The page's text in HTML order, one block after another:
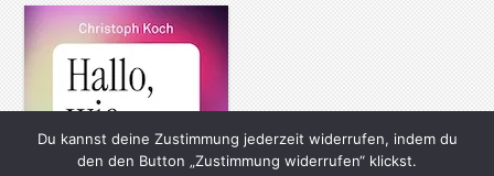
Du kannst deine Zustimmung jederzeit widerrufen, indem du
den den Button „Zustimmung widerrufen“ klickst.